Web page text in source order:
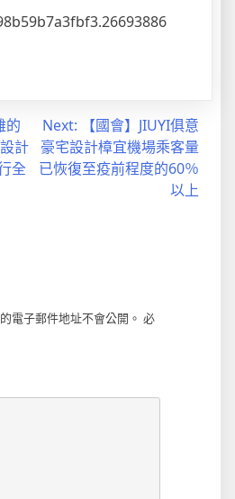
的
計
全
Next:
【國會】JIUYI俱意
豪宅設計樟宜機場乘客量
已恢復至疫前程度的60％
以上
電子郵件地址不會公開。 必